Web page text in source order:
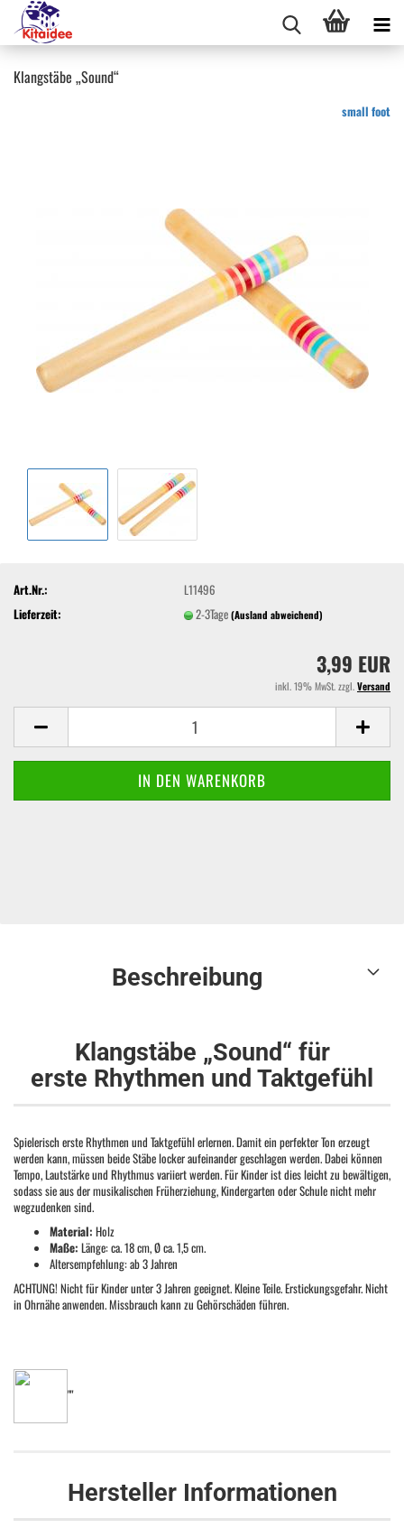
Klangstäbe „Sound“
small foot
Art.Nr.:
L11496
Lieferzeit:
2-3Tage(Ausland abweichend)
3,99 EUR
inkl. 19% MwSt. zzgl.Versand
Beschreibung
Klangstäbe „Sound“ für
erste Rhythmen und Taktgefühl
Spielerisch erste Rhythmen und Taktgefühl erlernen. Damit ein perfekter Ton erzeugt
werden kann, müssen beide Stäbe locker aufeinander geschlagen werden. Dabei können
Tempo, Lautstärke und Rhythmus variiert werden. Für Kinder ist dies leicht zu bewältigen,
sodass sie aus der musikalischen Früherziehung, Kindergarten oder Schule nicht mehr
wegzudenken sind.
Material: Holz
Maße: Länge: ca. 18 cm, Ø ca. 1,5 cm.
Altersempfehlung: ab 3 Jahren
ACHTUNG! Nicht für Kinder unter 3 Jahren geeignet. Kleine Teile. Erstickungsgefahr. Nicht
in Ohrnähe anwenden. Missbrauch kann zu Gehörschäden führen.
""
Hersteller Informationen